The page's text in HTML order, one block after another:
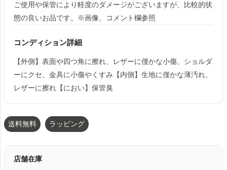
ご使用や保管により軽度のダメージがございますが、比較的状
態の良いお品です。※画像、コメント欄参照
コンディション詳細
【外側】表面や四つ角に擦れ、レザーに僅かな小傷、ショルダ
ーにクセ、金具に小傷やくすみ【内側】生地に僅かな薄汚れ、
レザーに擦れ【におい】保管臭
送料無料 ラッピング
店舗在庫